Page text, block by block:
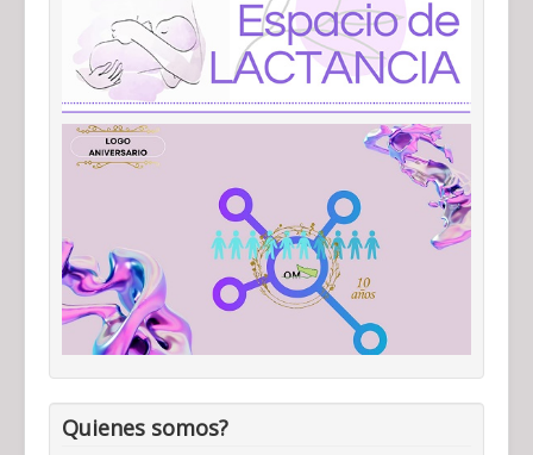
Quienes somos?